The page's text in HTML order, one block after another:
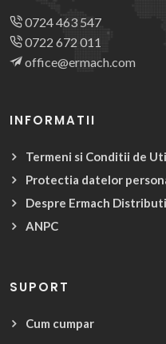
0724 463 547
0722 672 011
office@ermach.com
INFORMATII
Termeni si Conditii de
Protectia datelor
Despre Ermach
ANPC
SUPORT
Cum cumpar